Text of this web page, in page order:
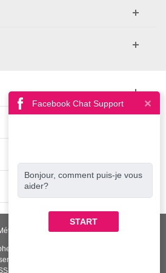
Facebook Chat Support
Bonjour, comment puis-je vous
aider?
START
et professionnels de l'image | www.crea-
2009-2021. LABORATOIRE PHOTO
"Made in Paris"